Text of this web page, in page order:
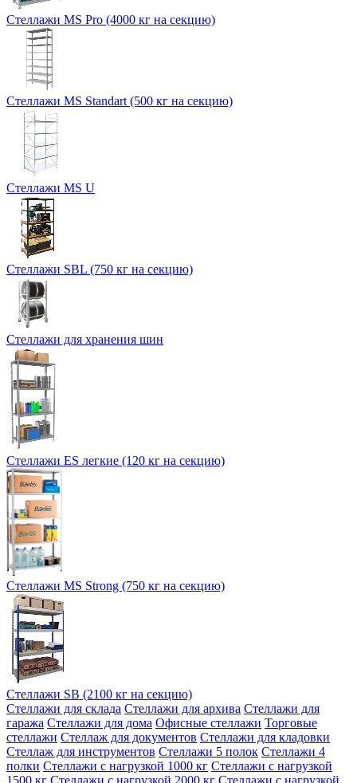
Стеллажи MS Pro (4000 кг на секцию)
Стеллажи MS Standart (500 кг на секцию)
Стеллажи MS U
Стеллажи SBL (750 кг на секцию)
Стеллажи для хранения шин
Стеллажи ES легкие (120 кг на секцию)
Стеллажи MS Strong (750 кг на секцию)
Стеллажи SB (2100 кг на секцию)
Стеллажи для склада Стеллажи для архива Стеллажи для
гаража Стеллажи для дома Офисные стеллажи Торговые
стеллажи Стеллаж для документов Стеллажи для кладовки
Стеллаж для инструментов Стеллажи 5 полок Стеллажи 4
полки Стеллажи с нагрузкой 1000 кг Стеллажи с нагрузкой
1500 кг Стеллажи с нагрузкой 2000 кг Стеллажи с нагрузкой